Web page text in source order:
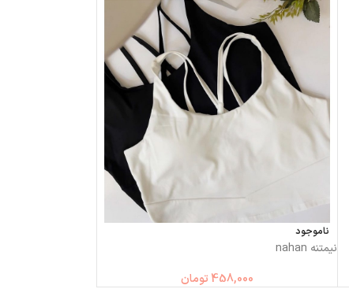
ناموجود
نیمتنه nahan
458,000 تومان